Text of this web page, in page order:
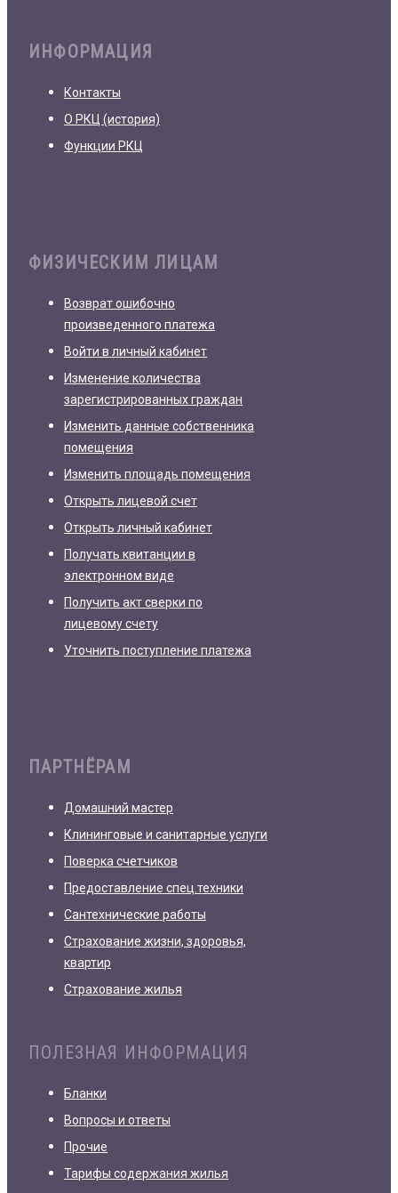
ИНФОРМАЦИЯ
Контакты
О РКЦ (история)
Функции РКЦ
ФИЗИЧЕСКИМ ЛИЦАМ
Возврат ошибочно
произведенного платежа
Войти в личный кабинет
Изменение количества
зарегистрированных граждан
Изменить данные собственника
помещения
Изменить площадь помещения
Открыть лицевой счет
Открыть личный кабинет
Получать квитанции в
электронном виде
Получить акт сверки по
лицевому счету
Уточнить поступление платежа
ПАРТНЁРАМ
Домашний мастер
Клининговые и санитарные услуги
Поверка счетчиков
Предоставление спец.техники
Сантехнические работы
Страхование жизни, здоровья,
квартир
Страхование жилья
ПОЛЕЗНАЯ ИНФОРМАЦИЯ
Бланки
Вопросы и ответы
Прочие
Тарифы содержания жилья